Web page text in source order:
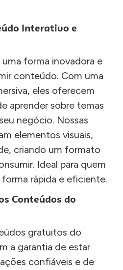
Interativo e
uma forma inovadora e
conteúdo. Com uma
eles oferecem
aprender sobre temas
negócio. Nossas
elementos visuais,
criando um formato
Ideal para quem
rápida e eficiente.
Conteúdos do
gratuitos do
a garantia de estar
confiáveis e de